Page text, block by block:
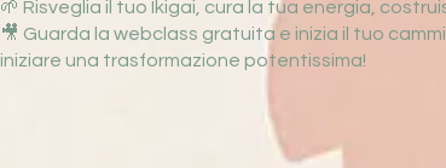
🌱 Risveglia il tuo Ikigai, cura la tua energia,
🎥 Guarda la webclass gratuita e inizia il tuo
iniziare una trasformazione potentissima!